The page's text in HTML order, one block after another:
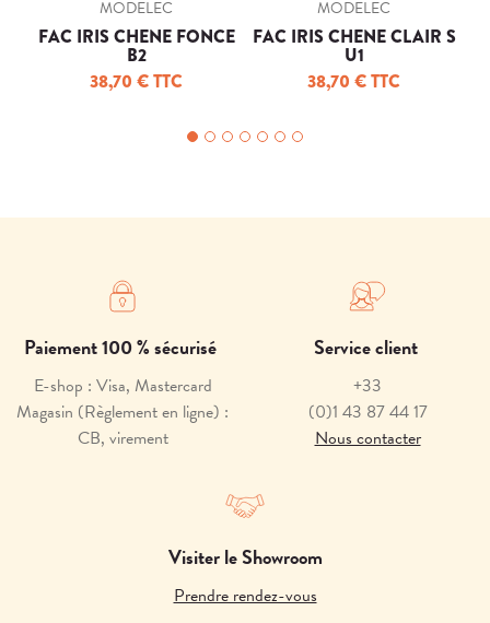
MODELEC
FAC IRIS CHENE FONCE
B2
38,70 € TTC
MODELEC
FAC IRIS CHENE CLAIR S
U1
38,70 € TTC
Paiement 100 % sécurisé
E-shop : Visa, Mastercard
Magasin (Règlement en ligne) :
CB, virement
Service client
+33
(0)1 43 87 44 17
Nous contacter
Visiter le Showroom
Prendre rendez-vous